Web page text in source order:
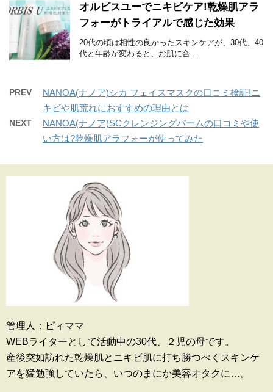
オルビスユーでニキビケア!乾燥肌アラ
フォーがトライアルで感じた効果
20代の頃は相性の良かったスキンケアが、30代、40
代と年齢が変わると、お肌に合 ...
PREV
NANOA(ナノア)シカ フェイスマスクの口コミ検証!ニ
キビや肌荒れにおすすめの理由とは
NEXT
NANOA(ナノア)SCクレンジングバームの口コミや使
い方は?乾燥肌アラフォーが使ってみた
管理人：ピィママ
WEBライターとして活動中の30代、２児の母です。
産後突如訪れた乾燥肌とニキビ肌に打ち勝つべくスキンケ
アを猛勉強していたら、いつのまにか美容オタクに…。